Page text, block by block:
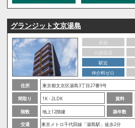
グランジット文京湯島
新築
分譲賃貸
駅近
仲介料ゼロ
住所
東京都文京区湯島3丁目27番9号
間取り
1K - 2LDK 賃料
階数
地上12階建 築年数
交通
東京メトロ千代田線「湯島駅」徒歩2分